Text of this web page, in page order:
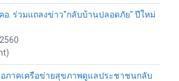
อ. ร่วมแถลงข่าว"กลับบ้านปลอดภัย" ปีใหม่
ภาคเครือข่ายสุขภาพดูแลประชาชนกลับ